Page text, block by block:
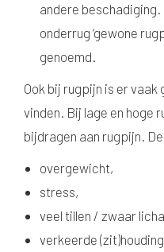
andere
onderrug ‘gewone
genoemd.
Ook bij rugpijn is er
vinden. Bij lage en hoge
bijdragen aan rugpijn.
overgewicht,
stress,
veel tillen / zwaar
verkeerde